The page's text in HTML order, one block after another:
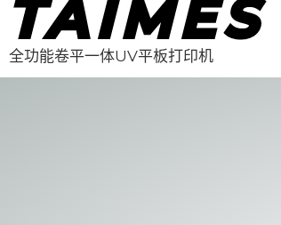
全功能卷平一体UV平板打印机